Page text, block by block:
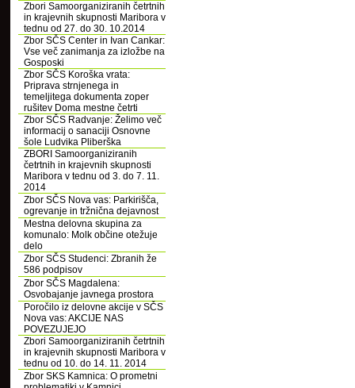
Zbori Samoorganiziranih četrtnih
in krajevnih skupnosti Maribora v
tednu od 27. do 30. 10.2014
Zbor SČS Center in Ivan Cankar:
Vse več zanimanja za izložbe na
Gosposki
Zbor SČS Koroška vrata:
Priprava strnjenega in
temeljitega dokumenta zoper
rušitev Doma mestne četrti
Zbor SČS Radvanje: Želimo več
informacij o sanaciji Osnovne
šole Ludvika Pliberška
ZBORI Samoorganiziranih
četrtnih in krajevnih skupnosti
Maribora v tednu od 3. do 7. 11.
2014
Zbor SČS Nova vas: Parkirišča,
ogrevanje in tržnična dejavnost
Mestna delovna skupina za
komunalo: Molk občine otežuje
delo
Zbor SČS Studenci: Zbranih že
586 podpisov
Zbor SČS Magdalena:
Osvobajanje javnega prostora
Poročilo iz delovne akcije v SČS
Nova vas: AKCIJE NAS
POVEZUJEJO
Zbori Samoorganiziranih četrtnih
in krajevnih skupnosti Maribora v
tednu od 10. do 14. 11. 2014
Zbor SKS Kamnica: O prometni